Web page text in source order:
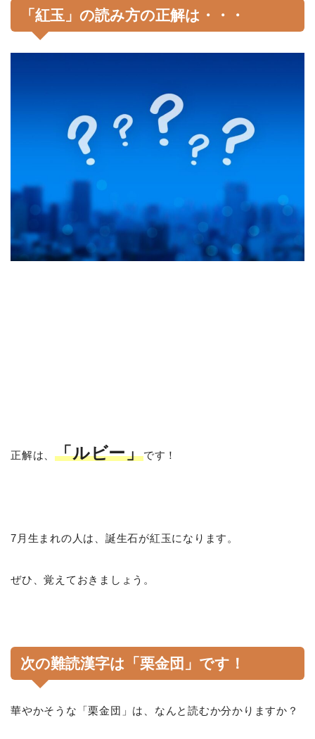
「紅玉」の読み方の正解は・・・
正解は、「ルビー」です！
7月生まれの人は、誕生石が紅玉になります。
ぜひ、覚えておきましょう。
次の難読漢字は「栗金団」です！
華やかそうな「栗金団」は、なんと読むか分かりますか？